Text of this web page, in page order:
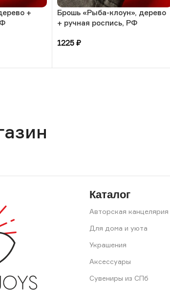
+
Брошь «Рыба-клоун», дерево
+ ручная роспись, РФ
1225₽
Каталог
Авторская канцелярия
Для дома и уюта
Украшения
Аксессуары
Сувениры из СПб